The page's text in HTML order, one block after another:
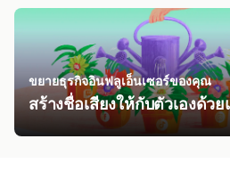
ขยายธุรกิจอินฟลูเอ็นเซอร์ของคุณ
สร้างชื่อเสียงให้กับตัวเองด้ว